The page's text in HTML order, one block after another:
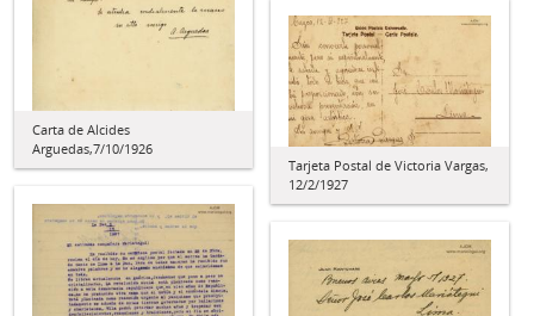
Carta de Alcides
Arguedas,7/10/1926
Tarjeta Postal de Victoria Vargas,
12/2/1927